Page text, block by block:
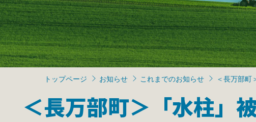
トップページ お知らせ これまでのお知らせ ＜長万部町
＜長万部町＞「水柱」